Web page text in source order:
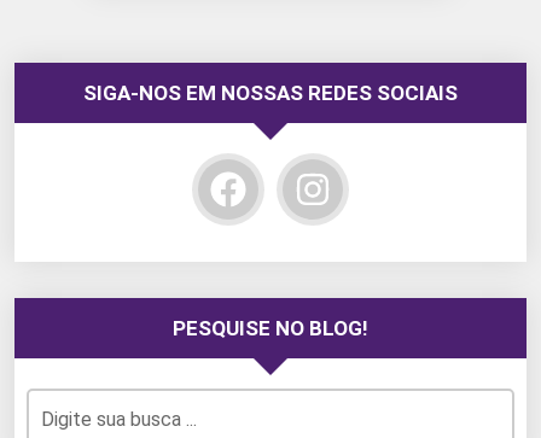
SIGA-NOS EM NOSSAS REDES SOCIAIS
PESQUISE NO BLOG!